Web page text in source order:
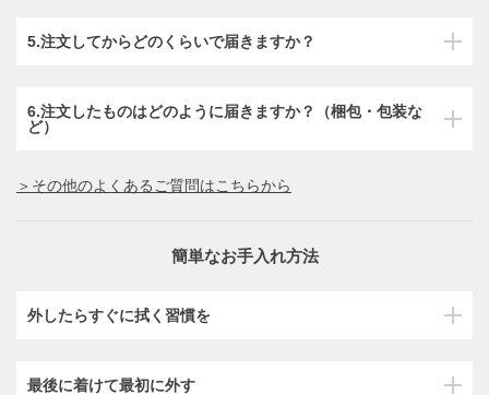
5.注文してからどのくらいで届きますか？
6.注文したものはどのように届きますか？（梱包・包装な
ど）
＞その他のよくあるご質問はこちらから
簡単なお手入れ方法
外したらすぐに拭く習慣を
最後に着けて最初に外す